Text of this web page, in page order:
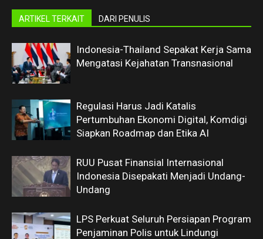
ARTIKEL TERKAIT DARI PENULIS
Indonesia-Thailand Sepakat Kerja Sama
Mengatasi Kejahatan Transnasional
Regulasi Harus Jadi Katalis
Pertumbuhan Ekonomi Digital, Komdigi
Siapkan Roadmap dan Etika AI
RUU Pusat Finansial Internasional
Indonesia Disepakati Menjadi Undang-
Undang
LPS Perkuat Seluruh Persiapan Program
Penjaminan Polis untuk Lindungi